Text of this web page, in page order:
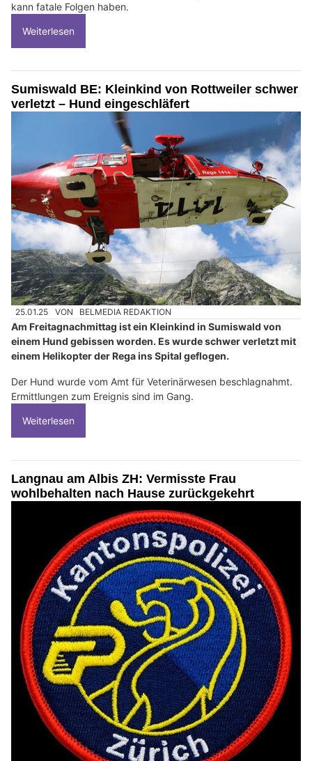
kann fatale Folgen haben.
Weiterlesen
Sumiswald BE: Kleinkind von Rottweiler schwer
verletzt – Hund eingeschläfert
25.01.25 VON BELMEDIA REDAKTION
Am Freitagnachmittag ist ein Kleinkind in Sumiswald von
einem Hund gebissen worden. Es wurde schwer verletzt mit
einem Helikopter der Rega ins Spital geflogen.
Der Hund wurde vom Amt für Veterinärwesen beschlagnahmt.
Ermittlungen zum Ereignis sind im Gang.
Weiterlesen
Langnau am Albis ZH: Vermisste Frau
wohlbehalten nach Hause zurückgekehrt